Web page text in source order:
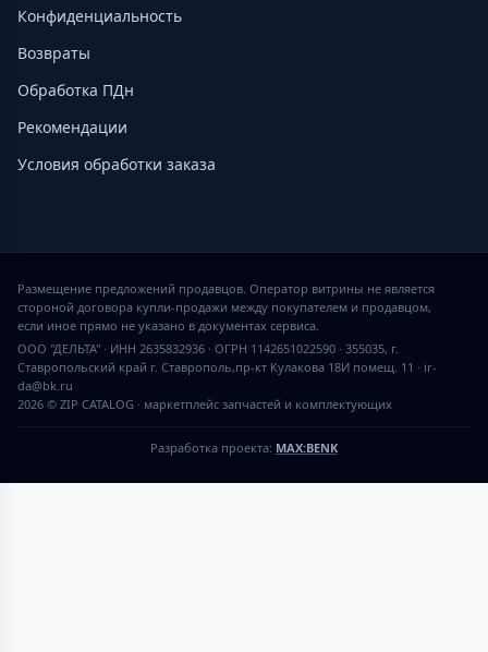
Конфиденциальность
Возвраты
Обработка ПДн
Рекомендации
Условия обработки заказа
2026 © ZIP CATALOG · маркетплейс запчастей и комплектующих
Размещение предложений продавцов. Оператор витрины не является
стороной договора купли-продажи между покупателем и продавцом,
если иное прямо не указано в документах сервиса.
ООО "ДЕЛЬТА" · ИНН 2635832936 · ОГРН 1142651022590 · 355035, г.
Ставропольский край г. Ставрополь,пр-кт Кулакова 18И помещ. 11 · ir-
da@bk.ru
Разработка проекта: MAX:BENK